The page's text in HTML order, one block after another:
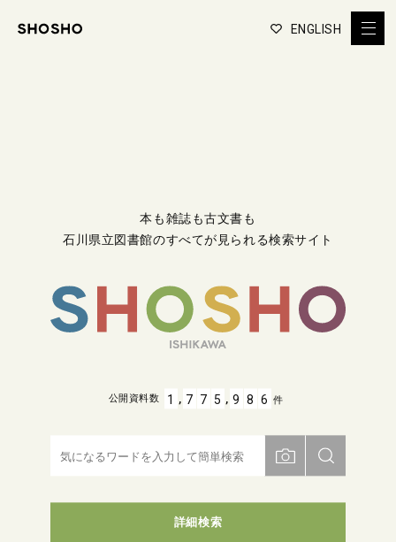
ENGLISH
本も雑誌も古文書も
石川県立図書館のすべてが見られる検索サイト
詳細検索
公開資料数 1 , 7 7 5 , 9 8 6 件